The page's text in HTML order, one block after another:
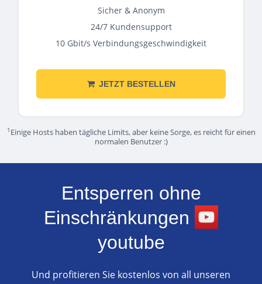
Sicher & Anonym
24/7 Kundensupport
10 Gbit/s Verbindungsgeschwindigkeit
JETZT BESTELLEN
1 Einige Hosts haben tägliche Limits, aber keine Sorge, es reicht für einen
normalen Benutzer :)
Entsperren ohne
Einschränkungen
youtube
Und profitieren Sie kostenlos von all unseren